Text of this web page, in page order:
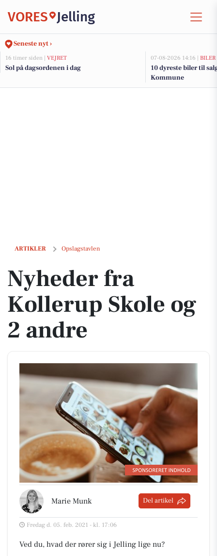
VORES Jelling
Seneste nyt ›
16 timer siden | VEJRET
Sol på dagsordenen i dag
07-08-2026 14:16 | BILER
10 dyreste biler til
Kommune
ARTIKLER Opslagstavlen
Nyheder fra Kollerup Skole og 2 andre
Nyheder fra
Kollerup Skole og
2 andre
Marie Munk Del artikel
Fredag d. 05. feb. 2021 - kl. 17:06
Ved du, hvad der rører sig i Jelling lige nu?